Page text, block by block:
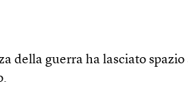
della guerra ha lasciato